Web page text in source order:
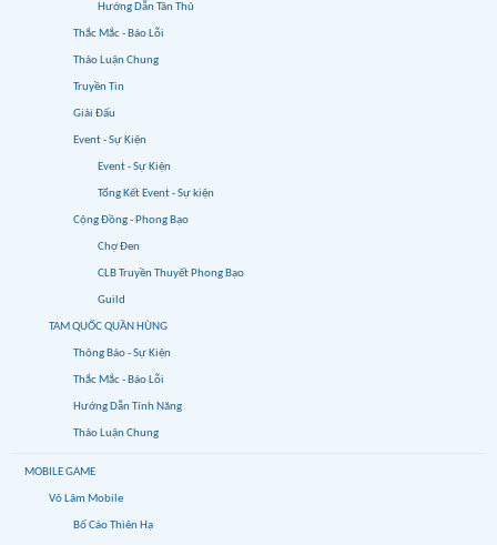
Hướng Dẫn Tân Thủ
Thắc Mắc - Báo Lỗi
Thảo Luận Chung
Truyền Tin
Giải Đấu
Event - Sự Kiện
Event - Sự Kiện
Tổng Kết Event - Sự kiện
Cộng Đồng - Phong Bạo
Chợ Đen
CLB Truyền Thuyết Phong Bạo
Guild
TAM QUỐC QUẦN HÙNG
Thông Báo - Sự Kiện
Thắc Mắc - Báo Lỗi
Hướng Dẫn Tính Năng
Thảo Luận Chung
MOBILE GAME
Võ Lâm Mobile
Bố Cáo Thiên Hạ